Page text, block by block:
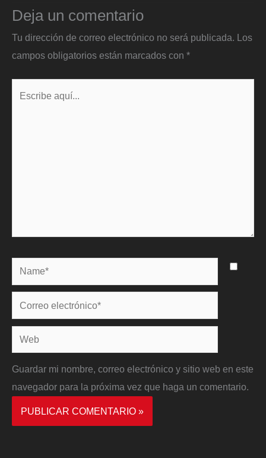
Deja un comentario
Tu dirección de correo electrónico no será publicada. Los
campos obligatorios están marcados con *
Name*
Correo
electrónico*
Web
Guardar mi nombre, correo electrónico y sitio web en este
navegador para la próxima vez que haga un comentario.